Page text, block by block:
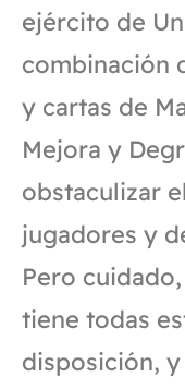
ejército de
combinación
y cartas de
Mejora y
obstaculizar
jugadores y
Pero
tiene todas
disposición,